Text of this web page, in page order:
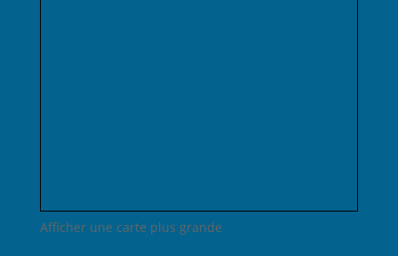
Afficher une carte plus grande